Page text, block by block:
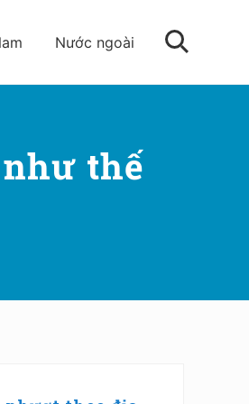
Nước ngoài
Tìm
thế